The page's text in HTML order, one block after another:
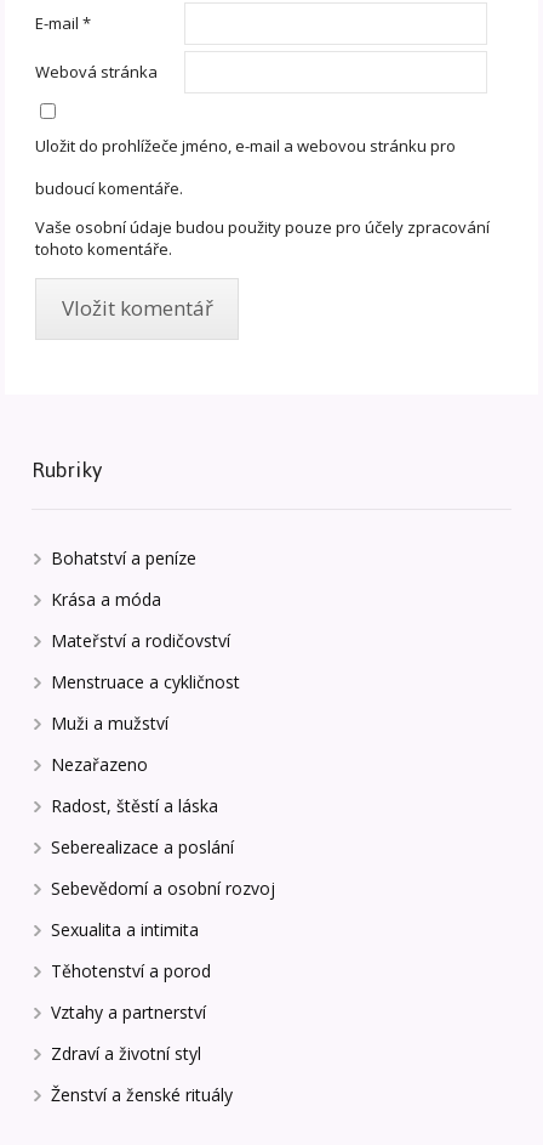
E-mail*
Webová stránka
Uložit do prohlížeče jméno, e-mail a webovou stránku pro
budoucí komentáře.
Vaše osobní údaje budou použity pouze pro účely zpracování
tohoto komentáře.
Rubriky
Bohatství a peníze
Krása a móda
Mateřství a rodičovství
Menstruace a cykličnost
Muži a mužství
Nezařazeno
Radost, štěstí a láska
Seberealizace a poslání
Sebevědomí a osobní rozvoj
Sexualita a intimita
Těhotenství a porod
Vztahy a partnerství
Zdraví a životní styl
Ženství a ženské rituály